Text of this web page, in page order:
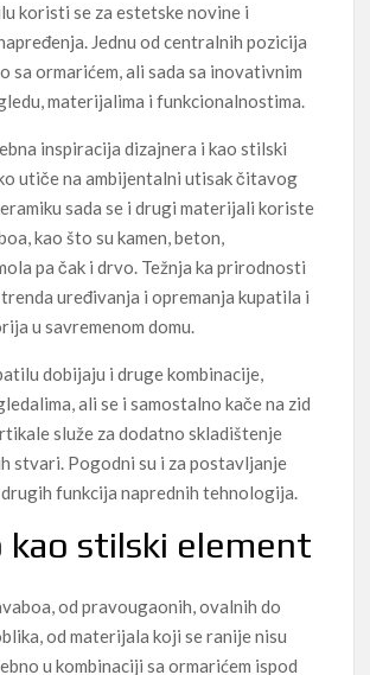
koristi se za estetske novine i
Jednu od centralnih pozicija
sa ormarićem, ali sada sa inovativnim
materijalima i funkcionalnostima.
inspiracija dizajnera i kao stilski
utiče na ambijentalni utisak čitavog
sada se i drugi materijali koriste
kao što su kamen, beton,
pa čak i drvo. Težnja ka prirodnosti
uređivanja i opremanja kupatila i
u savremenom domu.
dobijaju i druge kombinacije,
ali se i samostalno kače na zid
služe za dodatno skladištenje
stvari. Pogodni su i za postavljanje
funkcija naprednih tehnologija.
kao stilski element
od pravougaonih, ovalnih do
od materijala koji se ranije nisu
u kombinaciji sa ormarićem ispod